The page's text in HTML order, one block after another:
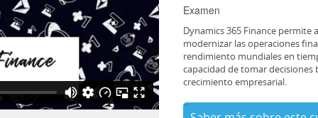
Examen
Dynamics 365 Finance permite
modernizar las operaciones
rendimiento mundiales en
capacidad de tomar decisiones
crecimiento empresarial.
...